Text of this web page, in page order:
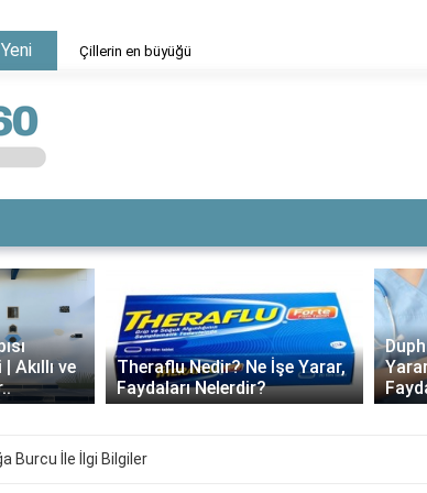
Yeni Çillerin en büyüğü
Ne İşe Yarar,
Duphaston Nedir, Ne İşe
Yarar, Ne İçin Kullanılır,
Faydaları ve Yan Etkiler..
Burcu İle İlgi Bilgiler